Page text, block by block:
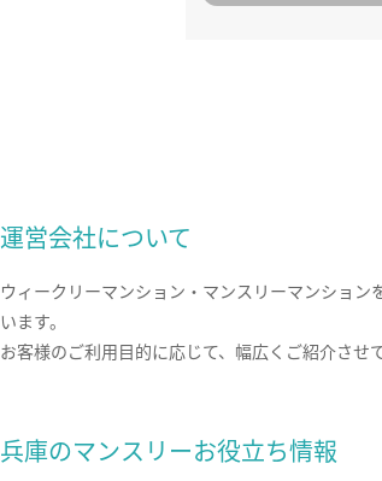
運営会社について
ウィークリーマンション・マンスリーマンション
います。
お客様のご利用目的に応じて、幅広くご紹介させ
兵庫のマンスリーお役立ち情報